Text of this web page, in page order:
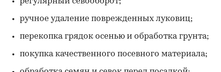
ручное удаление поврежденных луковиц;
перекопка грядок осенью и обработка грунта;
покупка качественного посевного материала;